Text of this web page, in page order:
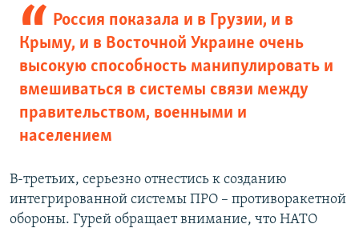
Россия показала и в Грузии, и в
Крыму, и в Восточной Украине очень
высокую способность манипулировать и
вмешиваться в системы связи между
правительством, военными и
населением
В-третьих, серьезно отнестись к созданию
интегрированной системы ПРО – противоракетной
обороны. Гурей обращает внимание, что НАТО